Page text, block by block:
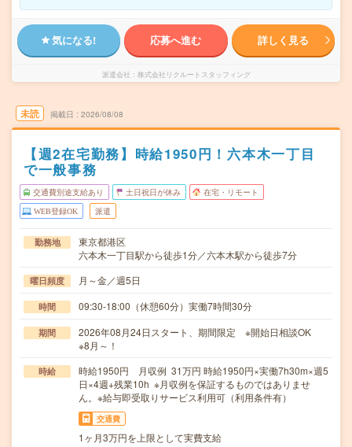
気になる! 応募へ進む 詳しく見る
派遣会社 株式会社リクルートスタッフィング
未読 掲載日 2026/08/08
【週2在宅勤務】時給1950円！六本木一丁目
で一般事務
交通費別途支給あり 土日祝日が休み 在宅・リモート
WEB登録OK 派遣
勤務地
東京都港区
六本木一丁目駅から徒歩1分／六本木駅から徒歩7分
曜日頻度 月～金／週5日
時間 09:30-18:00（休憩60分）実働7時間30分
期間
2026年08月24日スタート、期間限定 ※開始日相談OK
※8月～！
時給
時給1950円 月収例 31万円 時給1950円×実働7h30m×週5
日×4週+残業10h ※月収例を保証するものではありませ
ん。※給与即受取りサービス利用可（利用条件有）
交通費
1ヶ月3万円を上限として実費支給